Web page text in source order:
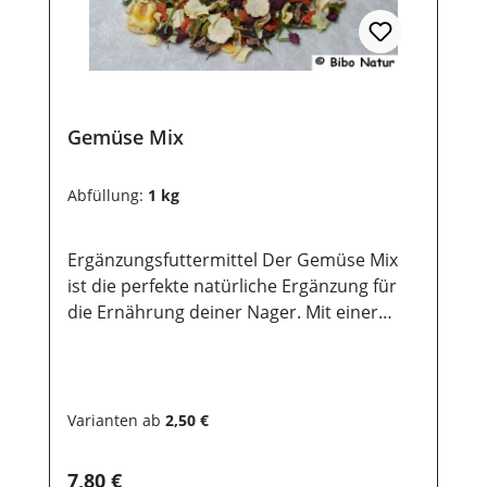
Gemüse Mix
Abfüllung: 1 kg
Ergänzungsfuttermittel Der Gemüse Mix
ist die perfekte natürliche Ergänzung für
die Ernährung deiner Nager. Mit einer
dein Nager für ein gesundes und vitales
Zutaten, die zur Gesundheit und zum
Varianten ab 2,50 €
Regulärer Preis:
7,80 €